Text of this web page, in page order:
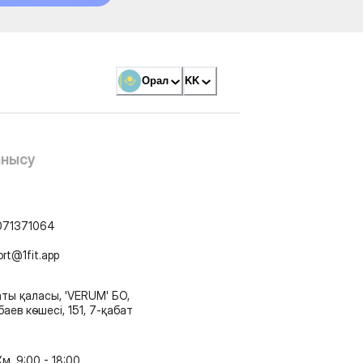
Орал KK
қаласы, 'VERUM' БО,
көшесі, 151, 7-қабат
9:00 - 18:00